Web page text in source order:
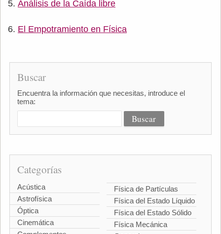
Análisis de la Caída libre
El Empotramiento en Física
Buscar
Encuentra la información que necesitas, introduce el
tema:
Categorías
Acústica
Astrofísica
Óptica
Cinemática
Física de Partículas
Física del Estado Líquido
Física del Estado Sólido
Física Mecánica